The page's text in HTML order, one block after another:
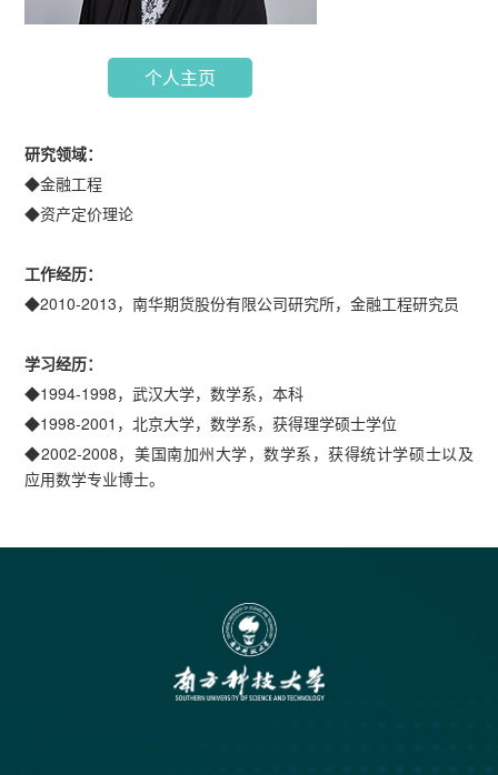
个人主页
研究领域：
◆金融工程
◆资产定价理论
工作经历：
◆2010-2013，南华期货股份有限公司研究所，金融工程研究员
学习经历：
◆1994-1998，武汉大学，数学系，本科
◆1998-2001，北京大学，数学系，获得理学硕士学位
◆2002-2008，美国南加州大学，数学系，获得统计学硕士以及
应用数学专业博士。